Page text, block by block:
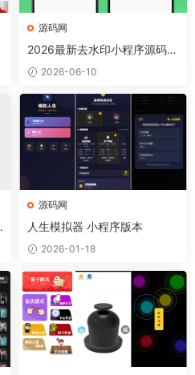
源码网
2026最新去水印小程序源码 v
1.6.5 带流量主
2026-06-10
源码网
人生模拟器 小程序版本
2026-01-18